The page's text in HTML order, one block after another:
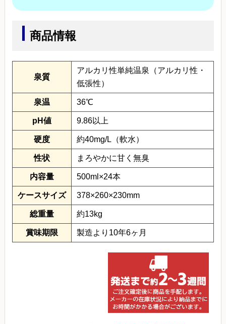
商品情報
泉質
アルカリ性単純温泉（アルカリ性・
低張性）
泉温 36℃
pH値 9.86以上
硬度 約40mg/L（軟水）
性状 まろやかに甘く無臭
内容量 500ml×24本
ケースサイズ 378×260×230mm
総重量 約13kg
賞味期限 製造より10年6ヶ月